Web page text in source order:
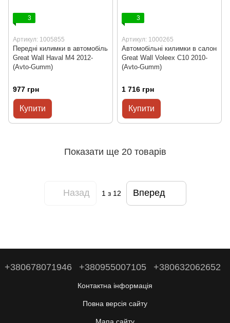
3
Артикул: 1005855
Передні килимки в автомобіль
Great Wall Haval M4 2012-
(Avto-Gumm)
977 грн
Купити
3
Артикул: 1000265
Автомобільні килимки в салон
Great Wall Voleex C10 2010-
(Avto-Gumm)
1 716 грн
Купити
Показати ще 20 товарів
Назад 1 з 12 Вперед
+380678071946 +380955007105 +380632062652
Контактна інформація
Повна версія сайту
Мапа сайту